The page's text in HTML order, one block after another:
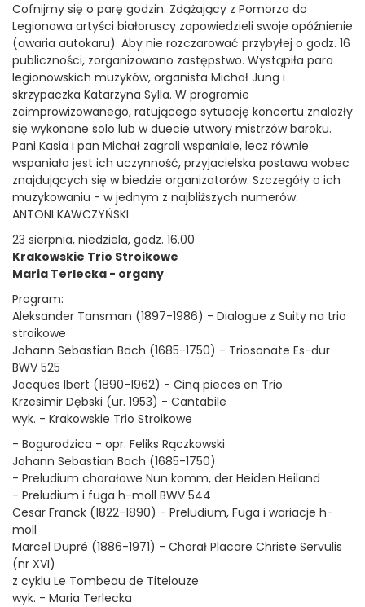
Cofnijmy się o parę godzin. Zdążający z Pomorza do
Legionowa artyści białoruscy zapowiedzieli swoje opóźnienie
(awaria autokaru). Aby nie rozczarować przybyłej o godz. 16
publiczności, zorganizowano zastępstwo. Wystąpiła para
legionowskich muzyków, organista Michał Jung i
skrzypaczka Katarzyna Sylla. W programie
zaimprowizowanego, ratującego sytuację koncertu znalazły
się wykonane solo lub w duecie utwory mistrzów baroku.
Pani Kasia i pan Michał zagrali wspaniale, lecz równie
wspaniała jest ich uczynność, przyjacielska postawa wobec
znajdujących się w biedzie organizatorów. Szczegóły o ich
muzykowaniu - w jednym z najbliższych numerów.
ANTONI KAWCZYŃSKI
23 sierpnia, niedziela, godz. 16.00
Krakowskie Trio Stroikowe
Maria Terlecka - organy
Program:
Aleksander Tansman (1897-1986) - Dialogue z Suity na trio
stroikowe
Johann Sebastian Bach (1685-1750) - Triosonate Es-dur
BWV 525
Jacques Ibert (1890-1962) - Cinq pieces en Trio
Krzesimir Dębski (ur. 1953) - Cantabile
wyk. - Krakowskie Trio Stroikowe
- Bogurodzica - opr. Feliks Rączkowski
Johann Sebastian Bach (1685-1750)
- Preludium chorałowe Nun komm, der Heiden Heiland
- Preludium i fuga h-moll BWV 544
Cesar Franck (1822-1890) - Preludium, Fuga i wariacje h-
moll
Marcel Dupré (1886-1971) - Chorał Placare Christe Servulis
(nr XVI)
z cyklu Le Tombeau de Titelouze
wyk. - Maria Terlecka